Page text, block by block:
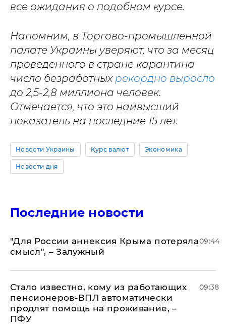
все ожидания о подобном курсе.
Напомним, в Торгово-промышленной
палате Украины уверяют, что за месяц
проведенного в стране карантина
число безработных рекордно выросло
до 2,5-2,8 миллиона человек.
Отмечается, что это наивысший
показатель на последние 15 лет.
Новости Украины Курс валют Экономика
Новости дня
Последние новости
"Для России аннексия Крыма потеряла
смысл", – Залужный
09:44
Стало известно, кому из работающих
пенсионеров-ВПЛ автоматически
продлят помощь на проживание, –
ПФУ
09:38